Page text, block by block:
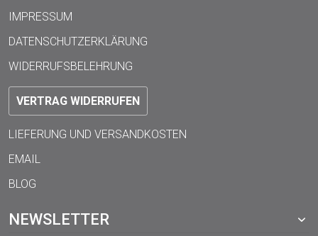
IMPRESSUM
DATENSCHUTZERKLÄRUNG
WIDERRUFSBELEHRUNG
VERTRAG WIDERRUFEN
LIEFERUNG UND VERSANDKOSTEN
EMAIL
BLOG
NEWSLETTER